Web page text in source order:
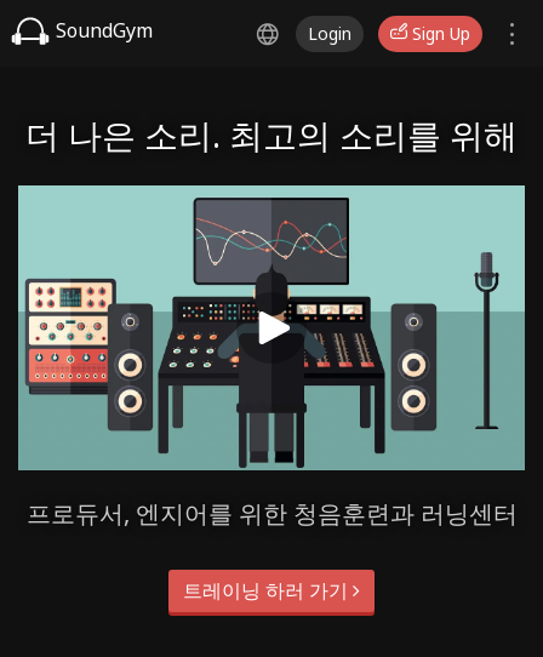
SoundGym Login Sign Up
더 나은 소리. 최고의 소리를 위해
프로듀서, 엔지어를 위한 청음훈련과 러닝센터
트레이닝 하러 가기